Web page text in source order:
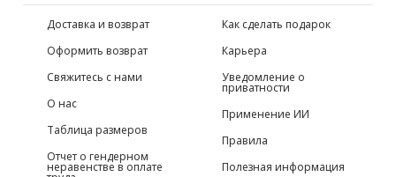
Доставка и возврат
Оформить возврат
Свяжитесь с нами
О нас
Таблица размеров
Отчет о гендерном
неравенстве в оплате
Как сделать подарок
Карьера
Уведомление о
приватности
Применение ИИ
Правила
Полезная информация